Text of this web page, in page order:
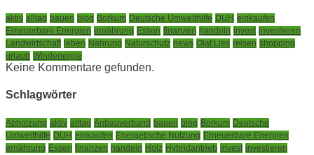
aktiv alltag bauen blog Borkum Deutsche Umwelthilfe DUH einkaufen
Erneuerbare Energien ernährung Essen finanzen handeln invest investieren
Landwirtschaft leben Nahrung Naturschutz news Olaf Lies reisen shopping
urlaub Windenergie
Keine Kommentare gefunden.
Schlagwörter
Abholzung aktiv alltag Anbauverband bauen blog Borkum Deutsche
Umwelthilfe DUH einkaufen Energetische Nutzung Erneuerbare Energien
ernährung Essen finanzen handeln Holz Hybridantrieb invest investieren